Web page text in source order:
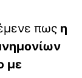
πως η
με